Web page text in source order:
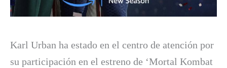
Karl Urban ha estado en el centro de atención por
su participación en el estreno de ‘Mortal Kombat